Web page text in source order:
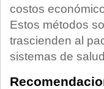
costos
Estos métodos
trascienden al
sistemas de